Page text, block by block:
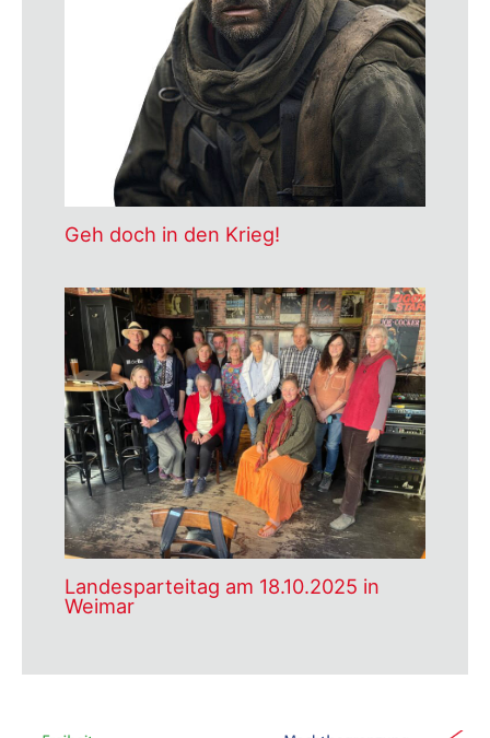
Geh doch in den Krieg!
Landesparteitag am 18.10.2025 in
Weimar